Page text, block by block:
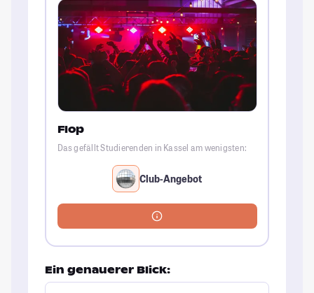
Flop
Das gefällt Studierenden in Kassel am wenigsten:
Club-Angebot
Ein genauerer Blick: